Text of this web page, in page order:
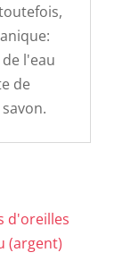
l'eau
de